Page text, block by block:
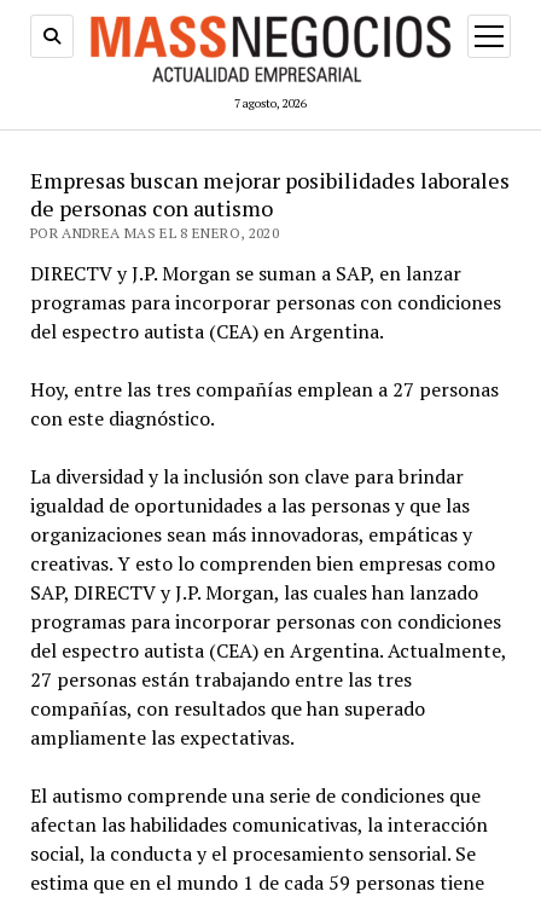
7 agosto, 2026
abrir
menú
Empresas buscan mejorar posibilidades laborales
de personas con autismo
POR ANDREA MAS EL 8 ENERO, 2020
DIRECTV y J.P. Morgan se suman a SAP, en lanzar
programas para incorporar personas con condiciones
del espectro autista (CEA) en Argentina.
Hoy, entre las tres compañías emplean a 27 personas
con este diagnóstico.
La diversidad y la inclusión son clave para brindar
igualdad de oportunidades a las personas y que las
organizaciones sean más innovadoras, empáticas y
creativas. Y esto lo comprenden bien empresas como
SAP, DIRECTV y J.P. Morgan, las cuales han lanzado
programas para incorporar personas con condiciones
del espectro autista (CEA) en Argentina. Actualmente,
27 personas están trabajando entre las tres
compañías, con resultados que han superado
ampliamente las expectativas.
El autismo comprende una serie de condiciones que
afectan las habilidades comunicativas, la interacción
social, la conducta y el procesamiento sensorial. Se
estima que en el mundo 1 de cada 59 personas tiene